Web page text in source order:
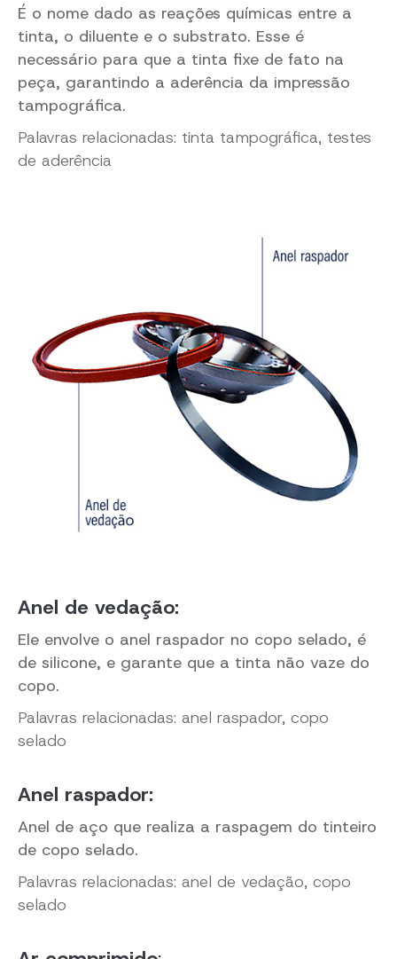
É o nome dado as reações químicas entre a
tinta, o diluente e o substrato. Esse é
necessário para que a tinta fixe de fato na
peça, garantindo a aderência da impressão
tampográfica.
Palavras relacionadas: tinta tampográfica, testes
de aderência
Anel de vedação:
Ele envolve o anel raspador no copo selado, é
de silicone, e garante que a tinta não vaze do
copo.
Palavras relacionadas: anel raspador, copo
selado
Anel raspador:
Anel de aço que realiza a raspagem do tinteiro
de copo selado.
Palavras relacionadas: anel de vedação, copo
selado